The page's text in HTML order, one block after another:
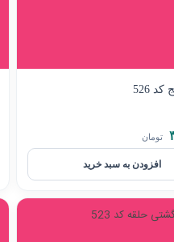
526
تومان
افزودن به سبد خرید